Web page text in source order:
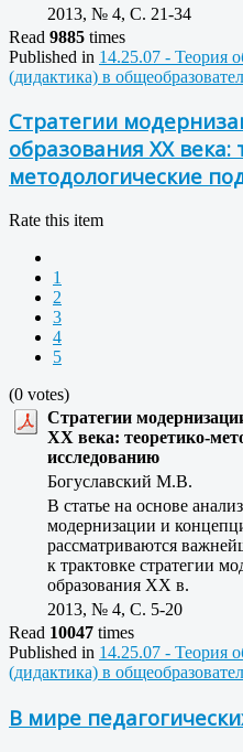
2013, № 4, C. 21-34
Read 9885 times
Published in 14.25.07 - Теория
(дидактика) в
Стратегии
образования ХХ века:
методологические
Rate this item
1
2
3
4
5
(0 votes)
Стратегии
ХХ века: теоретико-
исследованию
Богуславский М.В.
В статье на основе
модернизации и
рассматриваются
к трактовке стратегии
образования ХХ в.
2013, № 4, C. 5-20
Read 10047 times
Published in 14.25.07 - Теория
(дидактика) в
В мире